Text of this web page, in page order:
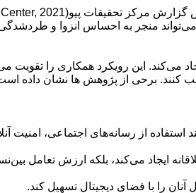
رقم در میان جوانان به ۹۰ درصد می‌رسد. این شکاف دیجیتالی می‌تواند منجر به
می‌کند. این رویکرد همکاری را تقویت
کنند. برحی از پژوهش ها نشان داده
از رسانه‌های اجتماعی، امنیت
ایجاد می‌کند، بلکه ارزش تعامل
را با فضای دیجیتال تسهیل کند.